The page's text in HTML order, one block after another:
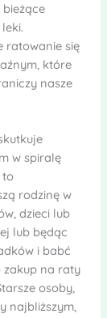
ratowanie się
które
nasze
w spiralę
to
rodzinę w
dzieci lub
lub będąc
i babć
zakup na raty
osoby,
najbliższym,